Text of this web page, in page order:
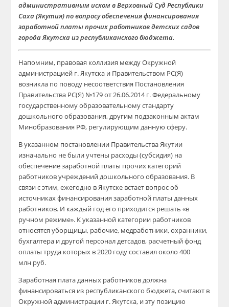
административным иском в Верховный Суд Республики
Саха (Якутия) по вопросу обеспечения финансирования
заработной платы прочих работников детских садов
города Якутска из республиканского бюджета.
Напомним, правовая коллизия между Окружной
администрацией г. Якутска и Правительством РС(Я)
возникла по поводу несоответствия Постановления
Правительства РС(Я) №179 от 26.06.2014 г. Федеральному
государственному образовательному стандарту
дошкольного образования, другим подзаконным актам
Минобразования РФ, регулирующим данную сферу.
В указанном постановлении Правительства Якутии
изначально не были учтены расходы (субсидия) на
обеспечение заработной платы прочих категорий
работников учреждений дошкольного образования. В
связи с этим, ежегодно в Якутске встает вопрос об
источниках финансирования заработной платы данных
работников. И каждый год его приходится решать «в
ручном режиме». К указанной категории работников
относятся уборщицы, рабочие, медработники, охранники,
бухгалтера и другой персонал детсадов, расчетный фонд
оплаты труда которых в 2020 году составил около 400
млн руб.
Заработная плата данных работников должна
финансироваться из республиканского бюджета, считают в
Окружной администрации г. Якутска, и эту позицию